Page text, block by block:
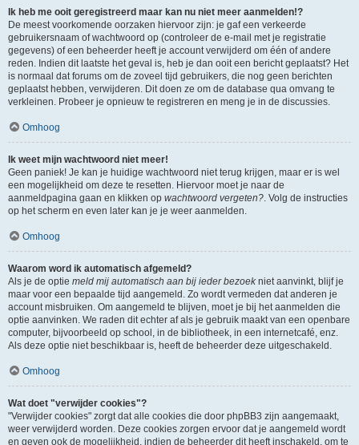
Ik heb me ooit geregistreerd maar kan nu niet meer aanmelden!?
De meest voorkomende oorzaken hiervoor zijn: je gaf een verkeerde
gebruikersnaam of wachtwoord op (controleer de e-mail met je registratie
gegevens) of een beheerder heeft je account verwijderd om één of andere
reden. Indien dit laatste het geval is, heb je dan ooit een bericht geplaatst? Het
is normaal dat forums om de zoveel tijd gebruikers, die nog geen berichten
geplaatst hebben, verwijderen. Dit doen ze om de database qua omvang te
verkleinen. Probeer je opnieuw te registreren en meng je in de discussies.
Omhoog
Ik weet mijn wachtwoord niet meer!
Geen paniek! Je kan je huidige wachtwoord niet terug krijgen, maar er is wel
een mogelijkheid om deze te resetten. Hiervoor moet je naar de
aanmeldpagina gaan en klikken op wachtwoord vergeten?. Volg de instructies
op het scherm en even later kan je je weer aanmelden.
Omhoog
Waarom word ik automatisch afgemeld?
Als je de optie meld mij automatisch aan bij ieder bezoekniet aanvinkt, blijf je
maar voor een bepaalde tijd aangemeld. Zo wordt vermeden dat anderen je
account misbruiken. Om aangemeld te blijven, moet je bij het aanmelden die
optie aanvinken. We raden dit echter af als je gebruik maakt van een openbare
computer, bijvoorbeeld op school, in de bibliotheek, in een internetcafé, enz.
Als deze optie niet beschikbaar is, heeft de beheerder deze uitgeschakeld.
Omhoog
Wat doet "verwijder cookies"?
"Verwijder cookies" zorgt dat alle cookies die door phpBB3 zijn aangemaakt,
weer verwijderd worden. Deze cookies zorgen ervoor dat je aangemeld wordt
en geven ook de mogelijkheid, indien de beheerder dit heeft inschakeld, om te